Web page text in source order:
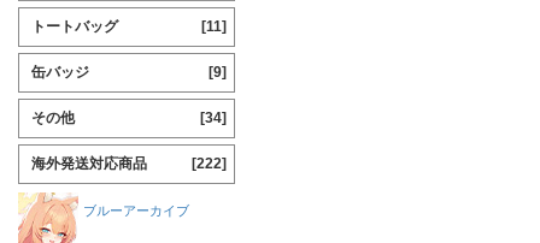
トートバッグ [11]
缶バッジ [9]
その他 [34]
海外発送対応商品 [222]
ブルーアーカイブ